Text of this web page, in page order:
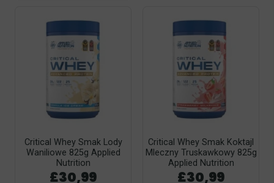
Critical Whey Smak Lody
Waniliowe 825g Applied
Nutrition
£30,99
Critical Whey Smak Koktajl
Mleczny Truskawkowy 825g
Applied Nutrition
£30,99